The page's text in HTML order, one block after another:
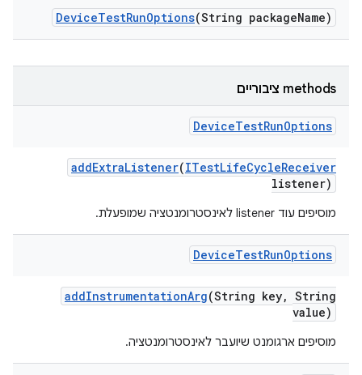
DeviceTestRunOptions(String packageName)
‫methods ציבוריים
DeviceTestRunOptions
addExtraListener(ITestLifeCycleReceiver
listener)
מוסיפים עוד listener לאינסטרומנטציה שמופעלת.
DeviceTestRunOptions
addInstrumentationArg(String key, String
value)
מוסיפים ארגומנט שיועבר לאינסטרומנטציה.